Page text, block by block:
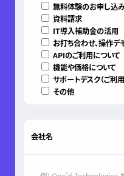
無料体験のお申し込
資料請求
IT導入補助金の活用
お打ち合わせ、操作デ
APIのご利用について
機能や価格について
サポートデスク（ご利
その他
会社名